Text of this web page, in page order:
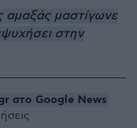
αμαξάς μαστίγωνε
στην
στο Google News